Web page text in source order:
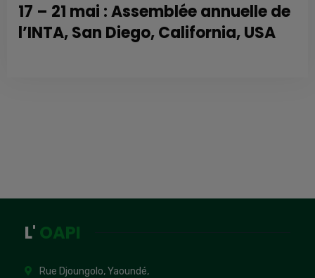
17 – 21 mai : Assemblée annuelle de
l’INTA, San Diego, California, USA
L' OAPI
Rue Djoungolo, Yaoundé,